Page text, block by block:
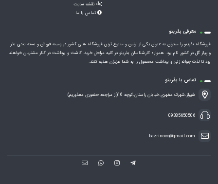
نقشه سایت
تماس با ما
معرفی بذرینو
فروشگاه بذرینو را میتوان به عنوان یکی از اولین و متنوع ترین فروشگاه های کشور در زمینه فروش و بسته بندی بذر
و پیاز گل در کشور نام برد. همواره کارشناسان بذرینو در کلیه مراحل خرید، کاشت و برداشت در کنار مشتریان خواهند
بود تا لذت جوانه زنی و برداشت محصول را به شما عزیزان هدیه کنند.
تماس با بذرینو
شیراز.شهرک مطهری.خیابان راستان.کوچه 16(از مراجعه حضوری معذوریم)
09385650506
bazrinoco@gmail.com